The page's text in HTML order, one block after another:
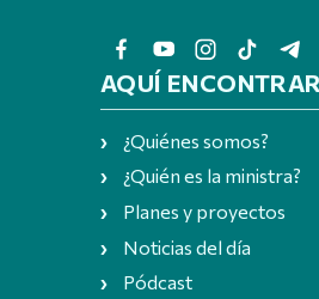
AQUÍ
¿Quiénes somos?
¿Quién es la ministra?
Planes y proyectos
Noticias del día
Pódcast